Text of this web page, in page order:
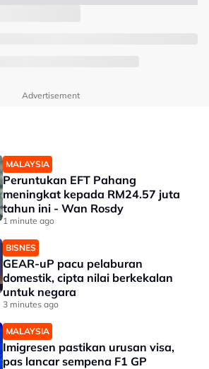
Advertisement
MALAYSIA
Peruntukan EFT Pahang
meningkat kepada RM24.57 juta
tahun ini - Wan Rosdy
1 minute ago
BISNES
GEAR-uP pacu pelaburan
domestik, cipta nilai berkekalan
untuk negara
3 minutes ago
MALAYSIA
Imigresen pastikan urusan visa,
pas lancar sempena F1 GP